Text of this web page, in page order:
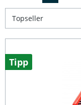
Tipp